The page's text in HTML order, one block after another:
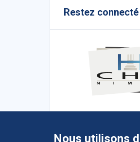
Restez connecté
Nous utilisons